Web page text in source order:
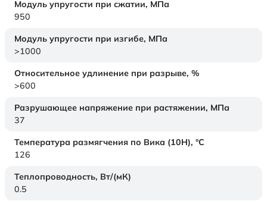
Модуль упругости при сжатии, МПа
950
Модуль упругости при изгибе, МПа
>1000
Относительное удлинение при разрыве, %
>600
Разрушающее напряжение при растяжении, МПа
37
Температура размягчения по Вика (10Н), °C
126
Теплопроводность, Вт/(мК)
0.5